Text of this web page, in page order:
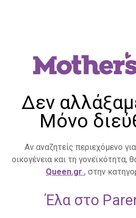
Δεν
Μόνο
Αν αναζητείς περιεχόμενο
οικογένεια και τη γονεϊκότητα,
Queen.gr , στην
Έλα στο